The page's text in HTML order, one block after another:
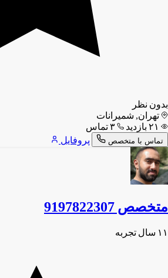
بدون نظر
تهران, شمیرانات
تماس با متخصص پروفایل
متخصص 9197822307
۱۱ سال تجربه